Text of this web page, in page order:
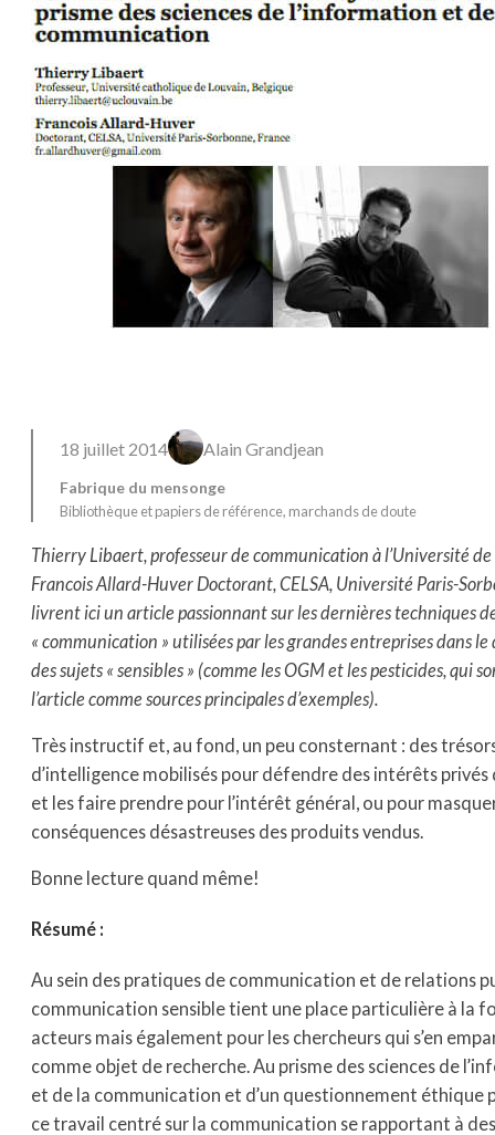
18 juillet 2014 Alain Grandjean
Fabrique du mensonge
Bibliothèque et papiers de référence, marchands de doute
Thierry Libaert, professeur de communication à l’Université
Francois Allard-Huver Doctorant, CELSA, Université Paris-
livrent ici un article passionnant sur les dernières techniques
« communication » utilisées par les grandes entreprises dans le
des sujets « sensibles » (comme les OGM et les pesticides, qui
l’article comme sources principales d’exemples).
Très instructif et, au fond, un peu consternant : des
d’intelligence mobilisés pour défendre des intérêts privés
et les faire prendre pour l’intérêt général, ou pour
conséquences désastreuses des produits vendus.
Bonne lecture quand même!
Résumé :
Au sein des pratiques de communication et de relations
communication sensible tient une place particulière à la
acteurs mais également pour les chercheurs qui s’en
comme objet de recherche. Au prisme des sciences de
et de la communication et d’un questionnement éthique
ce travail centré sur la communication se rapportant à